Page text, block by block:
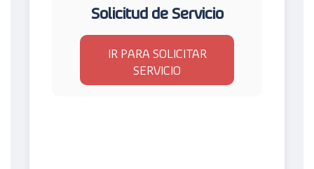
Solicitud de Servicio
IR PARA SOLICITAR
SERVICIO